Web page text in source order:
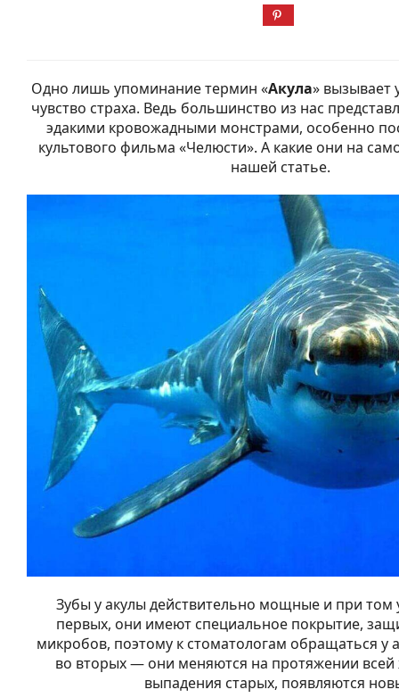
Одно лишь упоминание термин «Акула» вызывает
чувство страха. Ведь большинство из нас
эдакими кровожадными монстрами, особенно
культового фильма «Челюсти». А какие они на
нашей статье.
Зубы у акулы действительно мощные и при том
первых, они имеют специальное покрытие,
микробов, поэтому к стоматологам обращаться у
во вторых — они меняются на протяжении
выпадения старых, появляются